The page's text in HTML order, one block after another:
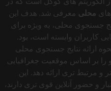
محلی معرفی شد. هدف این
جستجوی محلی، به‌ ویژه برای
کاربران وابسته است، بود.
ارائه نتایج جستجوی محلی
را بر اساس موقعیت جغرافیایی
و مرتبط‌ تری ارائه دهد. این
و حضور آنلاین قوی‌ تری دارند،